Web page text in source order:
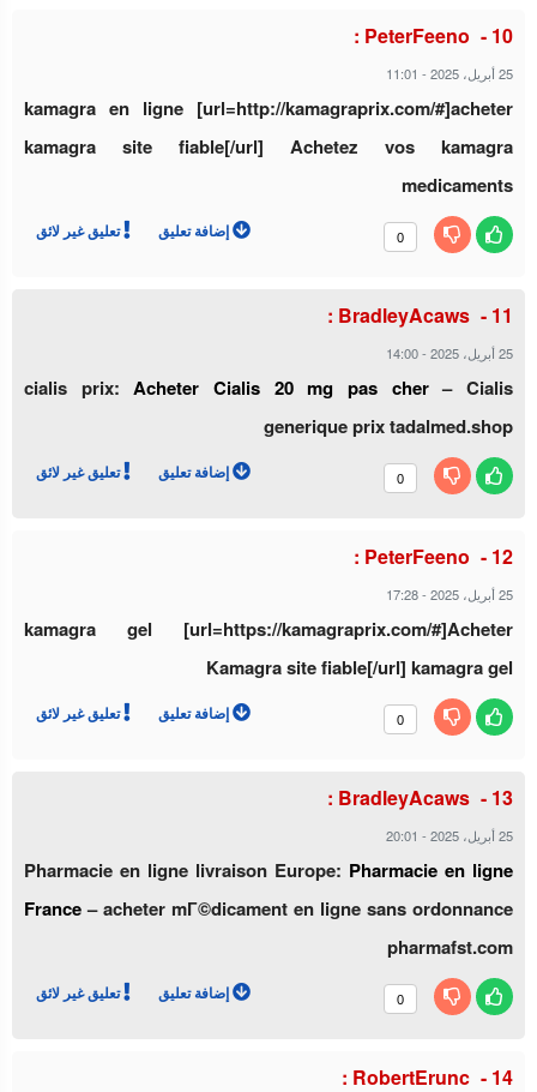
PeterFeeno :
25 أبريل، 2025 -
11:01
kamagra en ligne [url=http://kamagraprix.com/#]acheter
kamagra site fiable[/url] Achetez vos kamagra
medicaments
0 إضافة تعليق تعليق غير لائق
BradleyAcaws :
25 أبريل، 2025 -
14:00
cialis prix:Acheter Cialis 20 mg pas cher– Cialis
generique prix tadalmed.shop
0 إضافة تعليق تعليق غير لائق
PeterFeeno :
25 أبريل، 2025 -
17:28
kamagra gel [url=https://kamagraprix.com/#]Acheter
Kamagra site fiable[/url] kamagra gel
0 إضافة تعليق تعليق غير لائق
BradleyAcaws :
25 أبريل، 2025 -
20:01
Pharmacie en ligne livraison Europe: Pharmacie en ligne
France– acheter mГ©dicament en ligne sans ordonnance
pharmafst.com
0 إضافة تعليق تعليق غير لائق
RobertErunc :